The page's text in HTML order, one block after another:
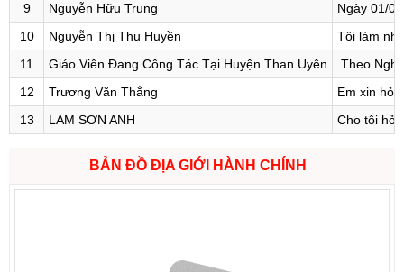
9
Nguyễn Hữu Trung
Ngày 01/
10
Nguyễn Thị Thu Huyền
Tôi làm
11
Giáo Viên Đang Công Tác Tại Huyện Than Uyên
Theo
12
Trương Văn Thắng
Em xin
13
LAM SƠN ANH Cho tôi hỏi
BẢN ĐỒ ĐỊA GIỚI HÀNH CHÍNH